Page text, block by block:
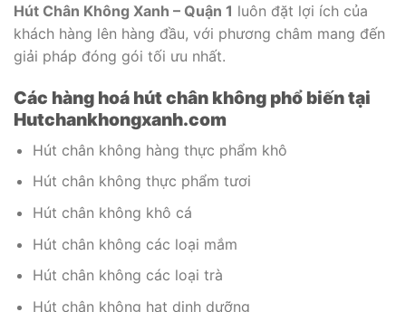
Hút Chân Không Xanh – Quận 1 luôn đặt lợi ích của
khách hàng lên hàng đầu, với phương châm mang đến
giải pháp đóng gói tối ưu nhất.
Các hàng hoá hút chân không phổ biến tại
Hutchankhongxanh.com
Hút chân không hàng thực phẩm khô
Hút chân không thực phẩm tươi
Hút chân không khô cá
Hút chân không các loại mắm
Hút chân không các loại trà
Hút chân không hạt dinh dưỡng